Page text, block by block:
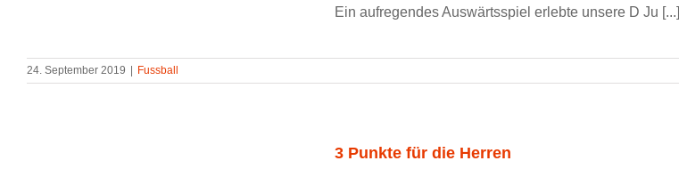
Ein aufregendes Auswärtsspiel erlebte unsere D Ju [...]
24. September 2019 Fussball
3 Punkte für die Herren